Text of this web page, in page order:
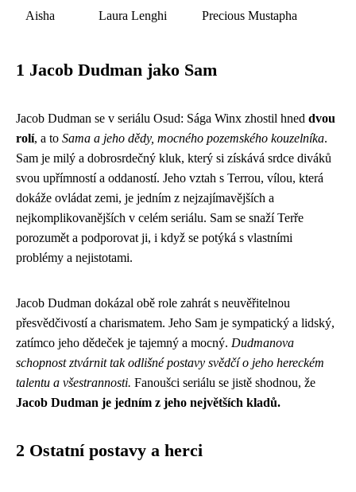
Aisha Laura Lenghi Precious Mustapha
1 Jacob Dudman jako Sam
Jacob Dudman se v seriálu Osud: Sága Winx zhostil hned dvou
rolí, a to Sama a jeho dědy, mocného pozemského kouzelníka.
Sam je milý a dobrosrdečný kluk, který si získává srdce diváků
svou upřímností a oddaností. Jeho vztah s Terrou, vílou, která
dokáže ovládat zemi, je jedním z nejzajímavějších a
nejkomplikovanějších v celém seriálu. Sam se snaží Terře
porozumět a podporovat ji, i když se potýká s vlastními
problémy a nejistotami.
Jacob Dudman dokázal obě role zahrát s neuvěřitelnou
přesvědčivostí a charismatem. Jeho Sam je sympatický a lidský,
zatímco jeho dědeček je tajemný a mocný. Dudmanova
schopnost ztvárnit tak odlišné postavy svědčí o jeho hereckém
talentu a všestrannosti. Fanoušci seriálu se jistě shodnou, že
Jacob Dudman je jedním z jeho největších kladů.
2 Ostatní postavy a herci